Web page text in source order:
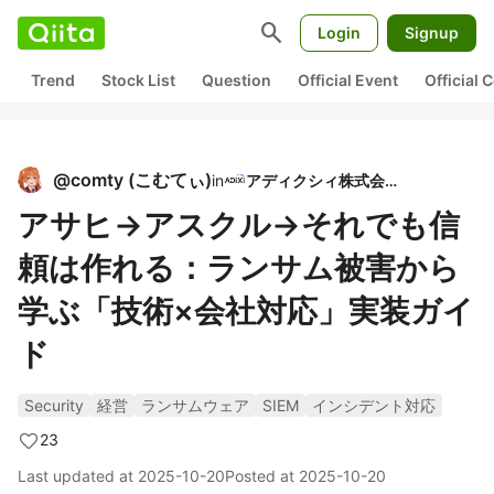
search Login Signup
Trend Stock List Question Official Event Official
@comty (こむてぃ)in アディクシィ株式会社
アサヒ→アスクル→それでも信
頼は作れる：ランサム被害から
学ぶ「技術×会社対応」実装ガイ
ド
Security 経営 ランサムウェア SIEM
インシデント対応
23
Last updated at 2025-10-20Posted at 2025-10-20